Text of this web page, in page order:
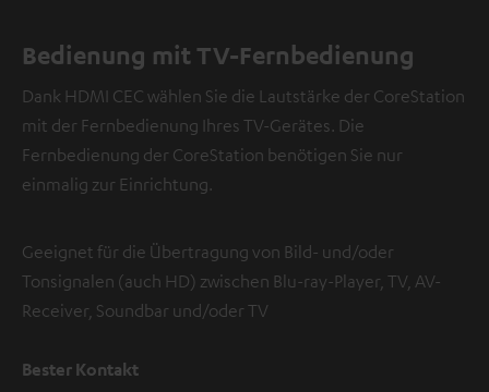
Bedienung mit TV-Fernbedienung
Dank HDMI CEC wählen Sie die Lautstärke der CoreStation
mit der Fernbedienung Ihres TV-Gerätes. Die
Fernbedienung der CoreStation benötigen Sie nur
einmalig zur Einrichtung.
Geeignet für die Übertragung von Bild- und/oder
Tonsignalen (auch HD) zwischen Blu-ray-Player, TV, AV-
Receiver, Soundbar und/oder TV
Bester Kontakt